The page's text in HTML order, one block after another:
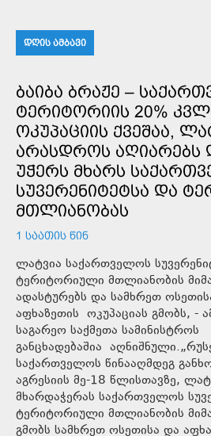
ᲓᲦᲘᲡ ᲐᲛᲑᲐᲕᲘ
ᲑᲐᲘᲑᲐ ᲑᲠᲐᲟᲔ –
ᲢᲔᲠᲘᲢᲝᲠᲘᲘᲡ 20%
ᲝᲙᲣᲞᲐᲪᲘᲘᲡ ᲥᲕᲔᲨᲐᲐ,
ᲐᲠᲐᲡᲓᲠᲝᲡ ᲐᲦᲘᲐᲠᲔᲑᲡ
ᲣᲭᲔᲠᲡ ᲛᲮᲐᲠᲡ
ᲡᲣᲕᲔᲠᲔᲜᲘᲢᲔᲢᲡᲐ ᲓᲐ
ᲛᲗᲚᲘᲐᲜᲝᲑᲐᲡ
1 ᲡᲐᲐᲗᲘᲡ ᲬᲘᲜ
ლატვია საქართველოს
ტერიტორიული მთლიანობის
ადასტურებს და სამხრეთ
აფხაზეთის ოკუპაციას გმობს, -
საგარეო საქმეთა სამინისტროს
განცხადებაშია
საქართველოს წინააღმდეგ
აგრესიის მე-18 წლისთავზე,
მხარდაჭერას საქართველოს
ტერიტორიული მთლიანობის
გმობს სამხრეთ ოსეთისა და